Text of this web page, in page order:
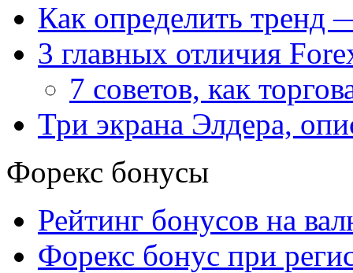
Как определить тренд
3 главных отличия
7 советов, как
Три экрана Элдера,
Форекс бонусы
Рейтинг бонусов на
Форекс бонус при